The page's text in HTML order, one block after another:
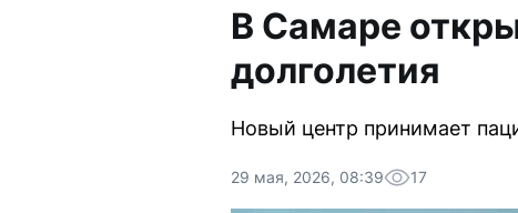
В Самаре
долголетия
Новый центр принимает
29 мая, 2026, 08:39 17